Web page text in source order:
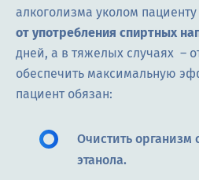
алкоголизма уколом пациенту
от употребления спиртных
дней, а в тяжелых случаях –
обеспечить максимальную
пациент обязан:
Очистить организм
этанола.